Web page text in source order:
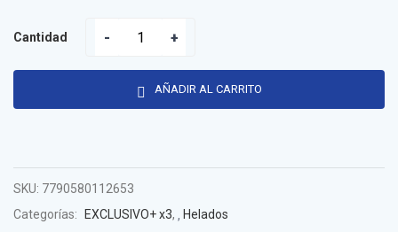
Cantidad
AÑADIR AL CARRITO
SKU: 7790580112653
Categorías:
EXCLUSIVO+ x3,
Helados